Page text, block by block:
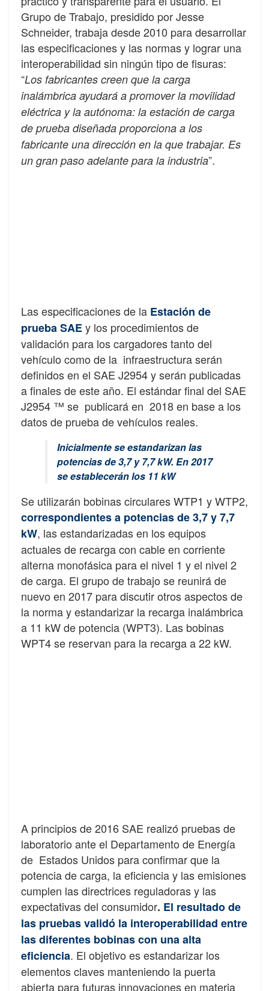
Grupo de Trabajo, presidido por Jesse
Schneider, trabaja desde 2010 para desarrollar
las especificaciones y las normas y lograr una
interoperabilidad sin ningún tipo de fisuras:
“Los fabricantes creen que la carga
inalámbrica ayudará a promover la movilidad
eléctrica y la autónoma: la estación de carga
de prueba diseñada proporciona a los
fabricante una dirección en la que trabajar. Es
un gran paso adelante para la industria”.
Las especificaciones de la Estación de
prueba SAEy los procedimientos de
validación para los cargadores tanto del
vehículo como de la infraestructura serán
definidos en el SAE J2954 y serán publicadas
a finales de este año. El estándar final del SAE
J2954 ™ se publicará en 2018 en base a los
datos de prueba de vehículos reales.
Inicialmente se estandarizan las
potencias de 3,7 y 7,7 kW. En 2017
se establecerán los 11 kW
Se utilizarán bobinas circulares WTP1 y WTP2,
correspondientes a potencias de 3,7 y 7,7
kW, las estandarizadas en los equipos
actuales de recarga con cable en corriente
alterna monofásica para el nivel 1 y el nivel 2
de carga. El grupo de trabajo se reunirá de
nuevo en 2017 para discutir otros aspectos de
la norma y estandarizar la recarga inalámbrica
a 11 kW de potencia (WPT3). Las bobinas
WPT4 se reservan para la recarga a 22 kW.
A principios de 2016 SAE realizó pruebas de
laboratorio ante el Departamento de Energía
de Estados Unidos para confirmar que la
potencia de carga, la eficiencia y las emisiones
cumplen las directrices reguladoras y las
expectativas del consumidor. El resultado de
las pruebas validó la interoperabilidad entre
las diferentes bobinas con una alta
eficiencia. El objetivo es estandarizar los
elementos claves manteniendo la puerta
abierta para futuras innovaciones en materia